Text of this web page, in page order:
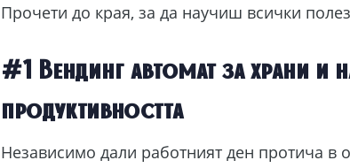
Прочети до края, за да научиш всички
#1 Вендинг автомат за храни и
продуктивността
Независимо дали работният ден протича в